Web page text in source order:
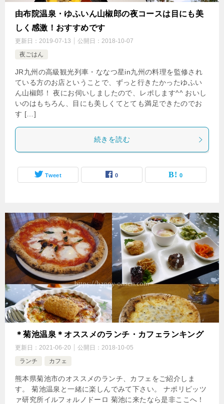
由布院温泉・ゆふいん山椒郎の夜コースは目にも美
しく感激！おすすめです
更新日： 2019-07-13 公開日： 2018-10-07
夜ごはん
JR九州の高級観光列車・ななつ星in九州の料理を監修され
ている方のお店ということで、ずっと行きたかったゆふい
ん山椒郎！ 夜にお伺いしましたので、レポします^^ おいし
いのはもちろん、目にも美しくてとても満足できたのでお
す […]
続きを読む
Tweet 0 0
＊菊池温泉＊オススメのランチ・カフェランキング
更新日： 2021-06-20 公開日： 2018-10-05
ランチ
カフェ
熊本県菊池市のオススメのランチ、カフェをご紹介しま
す。 菊池温泉と一緒に楽しんでみて下さい。 ナポリピッツ
ァ研究所イルフォルノドーロ 菊池に来たなら是非ここへ！